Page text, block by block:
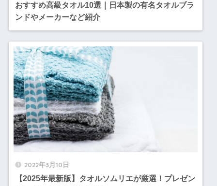
おすすめ高級タオル10選｜日本製の有名タオルブラ
ンドやメーカーなど紹介
2022年3月10日
【2025年最新版】タオルソムリエが厳選！プレゼン